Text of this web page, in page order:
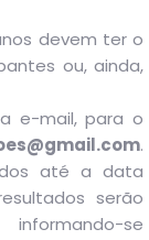
devem ter o
ou, ainda,
e-mail, para o
.
até a data
serão
se